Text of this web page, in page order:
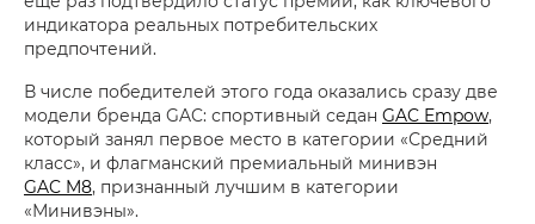
индикатора реальных потребительских
предпочтений.
В числе победителей этого года оказались сразу две
модели бренда GAC: спортивный седан GAC Empow,
который занял первое место в категории «Средний
класс», и флагманский премиальный минивэн
GAC M8, признанный лучшим в категории
«Минивэны».